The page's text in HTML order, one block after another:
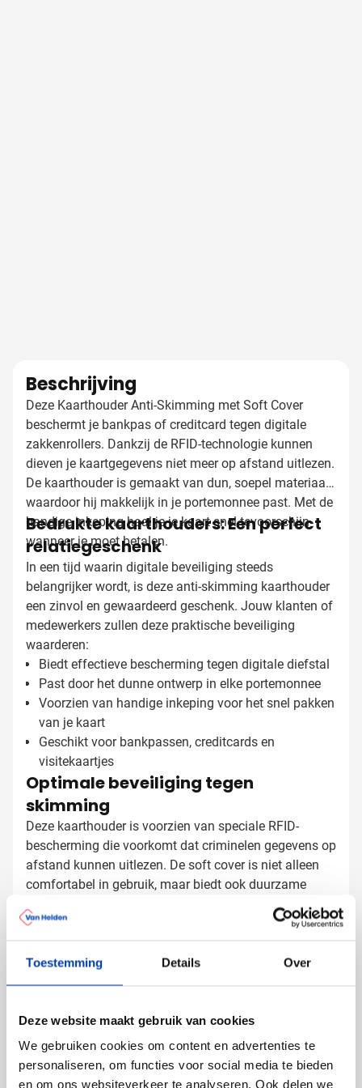
Toestemming Details Over
Deze website maakt gebruik van cookies
We gebruiken cookies om content en advertenties te
personaliseren, om functies voor social media te bieden
en om ons websiteverkeer te analyseren. Ook delen we
Beschrijving
Deze Kaarthouder Anti-Skimming met Soft Cover
beschermt je bankpas of creditcard tegen digitale
zakkenrollers. Dankzij de RFID-technologie kunnen
dieven je kaartgegevens niet meer op afstand uitlezen.
De kaarthouder is gemaakt van dun, soepel materiaal
waardoor hij makkelijk in je portemonnee past. Met de
handige inkeping haal je je kaart snel tevoorschijn
wanneer je moet betalen.
Bedrukte kaarthouders: Een perfect
relatiegeschenk
In een tijd waarin digitale beveiliging steeds
belangrijker wordt, is deze anti-skimming kaarthouder
een zinvol en gewaardeerd geschenk. Jouw klanten of
medewerkers zullen deze praktische beveiliging
waarderen:
Biedt effectieve bescherming tegen digitale diefstal
Past door het dunne ontwerp in elke portemonnee
Voorzien van handige inkeping voor het snel pakken
van je kaart
Geschikt voor bankpassen, creditcards en
visitekaartjes
Optimale beveiliging tegen
skimming
Deze kaarthouder is voorzien van speciale RFID-
bescherming die voorkomt dat criminelen gegevens op
afstand kunnen uitlezen. De soft cover is niet alleen
comfortabel in gebruik, maar biedt ook duurzame
bescherming voor de kaart zelf tegen krassen en
slijtage. Een functioneel en praktisch cadeau dat
logo
Bij Van Helden Relatiegeschenken bedrukken we deze
Met je bedrijfslogo in één of meer kleuren
Met een tekst of slogan
Met verschillende namen voor een persoonlijk tintje